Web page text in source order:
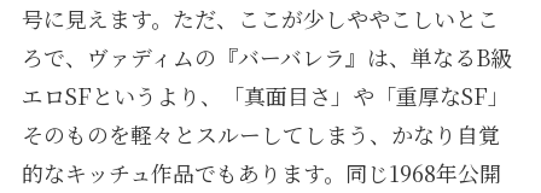
号に見えます。ただ、ここが少しややこしいとこ
ろで、ヴァディムの『バーバレラ』は、単なるB級
エロSFというより、「真面目さ」や「重厚なSF」
そのものを軽々とスルーしてしまう、かなり自覚
的なキッチュ作品でもあります。同じ1968年公開